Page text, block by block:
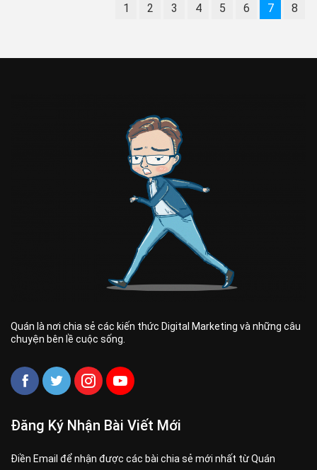
1 2 3 4 5 6 7 8
Quán là nơi chia sẻ các kiến thức Digital Marketing và những câu
chuyện bên lề cuộc sống.
Đăng Ký Nhận Bài Viết Mới
Điền Email để nhận được các bài chia sẻ mới nhất từ Quán